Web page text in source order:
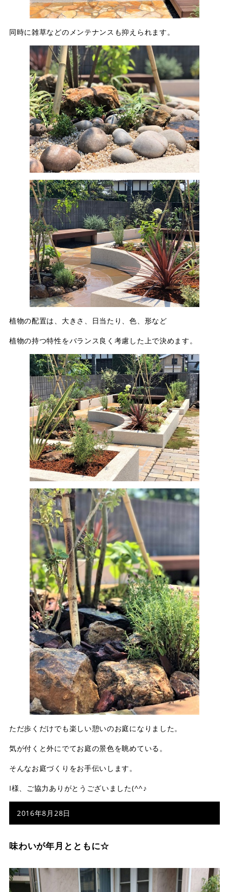
同時に雑草などのメンテナンスも抑えられます。
植物の配置は、大きさ、日当たり、色、形など
植物の持つ特性をバランス良く考慮した上で決めます。
ただ歩くだけでも楽しい憩いのお庭になりました。
気が付くと外にでてお庭の景色を眺めている。
そんなお庭づくりをお手伝いします。
I様、ご協力ありがとうございました(^^♪
2016年8月28日
味わいが年月とともに☆